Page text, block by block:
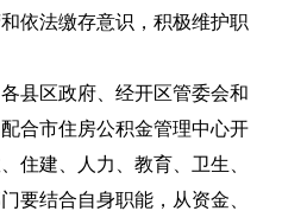
依法缴存意识，积极维护职
县区政府、经开区管委会和
合市住房公积金管理中心开
住建、人力、教育、卫生、
要结合自身职能，从资金、